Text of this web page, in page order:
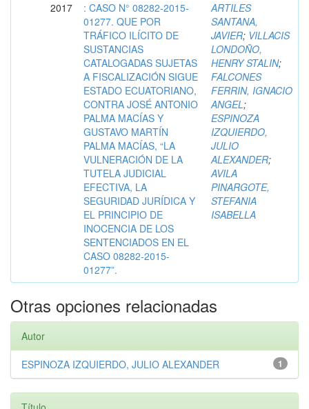
2017
: CASO N° 08282-2015-
01277. QUE POR
TRÁFICO ILÍCITO DE
SUSTANCIAS
CATALOGADAS SUJETAS
A FISCALIZACIÓN SIGUE
ESTADO ECUATORIANO,
CONTRA JOSÉ ANTONIO
PALMA MACÍAS Y
GUSTAVO MARTÍN
PALMA MACÍAS, “LA
VULNERACIÓN DE LA
TUTELA JUDICIAL
EFECTIVA, LA
SEGURIDAD JURÍDICA Y
EL PRINCIPIO DE
INOCENCIA DE LOS
SENTENCIADOS EN EL
CASO 08282-2015-
01277”.
ARTILES
SANTANA,
JAVIER; VILLACIS
LONDOÑO,
HENRY STALIN;
FALCONES
FERRIN, IGNACIO
ANGEL;
ESPINOZA
IZQUIERDO,
JULIO
ALEXANDER;
AVILA
PINARGOTE,
STEFANIA
ISABELLA
Otras opciones relacionadas
Autor
1
ESPINOZA IZQUIERDO, JULIO ALEXANDER